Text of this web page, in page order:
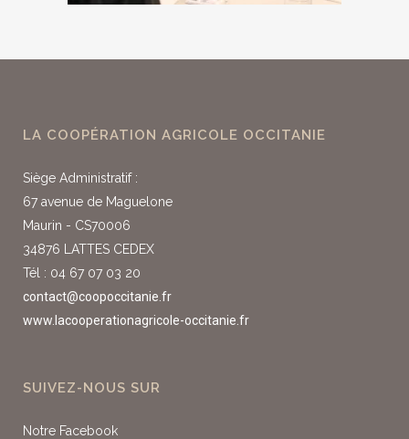
LA COOPÉRATION AGRICOLE OCCITANIE
Siège Administratif :
67 avenue de Maguelone
Maurin - CS70006
34876 LATTES CEDEX
Tél : 04 67 07 03 20
contact@coopoccitanie.fr
www.lacooperationagricole-occitanie.fr
SUIVEZ-NOUS SUR
Notre Facebook